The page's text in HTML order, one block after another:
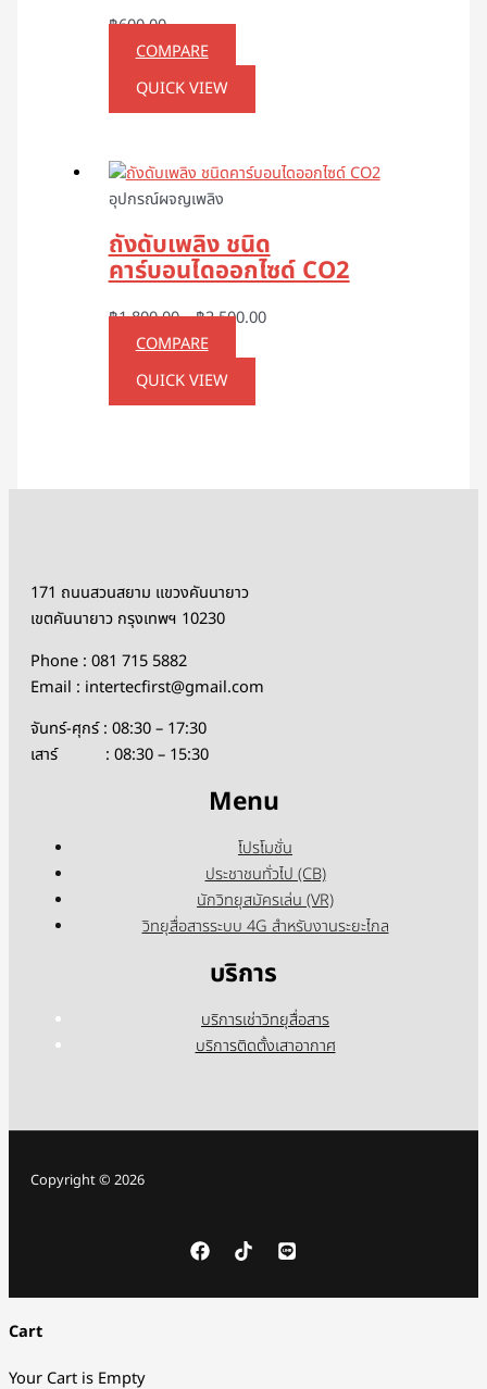
฿600.00
COMPARE
QUICK VIEW
อุปกรณ์ผจญเพลิง
ถังดับเพลิง ชนิด
คาร์บอนไดออกไซด์ CO2
฿1,800.00–฿2,500.00
COMPARE
QUICK VIEW
171 ถนนสวนสยาม แขวงคันนายาว
เขตคันนายาว กรุงเทพฯ 10230
Phone : 081 715 5882
Email : intertecfirst@gmail.com
จันทร์-ศุกร์ : 08:30 – 17:30
เสาร์ : 08:30 – 15:30
Menu
โปรโมชั่น
ประชาชนทั่วไป (CB)
นักวิทยุสมัครเล่น (VR)
วิทยุสื่อสารระบบ 4G สำหรับงานระยะไกล
บริการ
บริการเช่าวิทยุสื่อสาร
บริการติดตั้งเสาอากาศ
Copyright © 2026
Cart
Your Cart is Empty